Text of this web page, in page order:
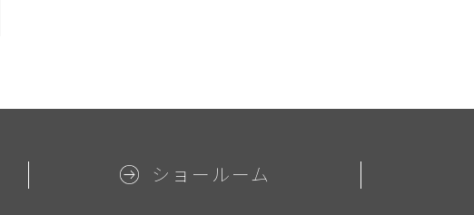
ショールーム